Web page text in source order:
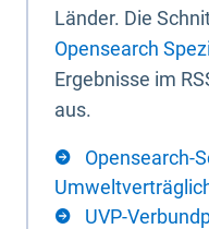
Länder. Die
Opensearch
Ergebnisse im
aus.
Opensearch-
UVP-